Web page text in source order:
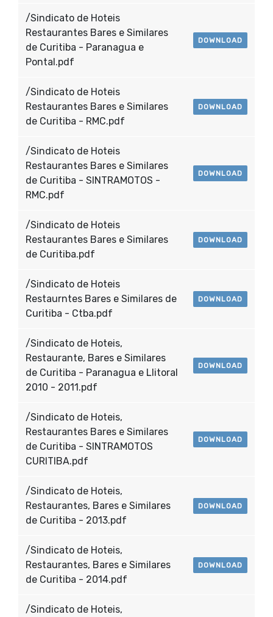
/Sindicato de Hoteis
Restaurantes Bares e Similares
de Curitiba - Paranagua e
Pontal.pdf
DOWNLOAD
/Sindicato de Hoteis
Restaurantes Bares e Similares
de Curitiba - RMC.pdf
DOWNLOAD
/Sindicato de Hoteis
Restaurantes Bares e Similares
de Curitiba - SINTRAMOTOS -
RMC.pdf
DOWNLOAD
/Sindicato de Hoteis
Restaurantes Bares e Similares
de Curitiba.pdf
DOWNLOAD
/Sindicato de Hoteis
Restaurntes Bares e Similares de
Curitiba - Ctba.pdf
DOWNLOAD
/Sindicato de Hoteis,
Restaurante, Bares e Similares
de Curitiba - Paranagua e Llitoral
2010 - 2011.pdf
DOWNLOAD
/Sindicato de Hoteis,
Restaurantes Bares e Similares
de Curitiba - SINTRAMOTOS
CURITIBA.pdf
DOWNLOAD
/Sindicato de Hoteis,
Restaurantes, Bares e Similares
de Curitiba - 2013.pdf
DOWNLOAD
/Sindicato de Hoteis,
Restaurantes, Bares e Similares
de Curitiba - 2014.pdf
DOWNLOAD
/Sindicato de Hoteis,